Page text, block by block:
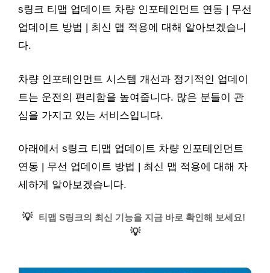
s링크 티맵 업데이트 차량 인포테인먼트 연동 | 무선
업데이트 방법 | 최신 맵 적용에 대해 알아보겠습니
다.
차량 인포테인먼트 시스템 개선과 정기적인 업데이
트는 운전의 편리함을 높여줍니다. 많은 분들이 관
심을 가지고 있는 서비스입니다.
아래에서 s링크 티맵 업데이트 차량 인포테인먼트
연동 | 무선 업데이트 방법 | 최신 맵 적용에 대해 자
세하게 알아보겠습니다.
💡 티맵 S링크의 최신 기능을 지금 바로 확인해 보세요!
💡